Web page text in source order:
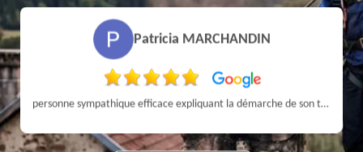
Patricia MARCHANDIN
personne sympathique efficace expliquant la démarche de son travail pour un résultat de qualité . A recommander